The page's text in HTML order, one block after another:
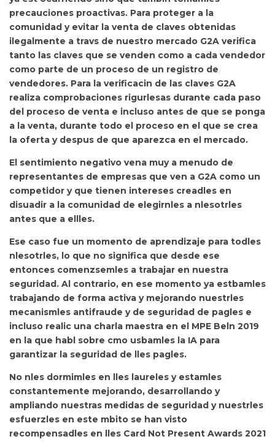
precauciones proactivas. Para proteger a la
comunidad y evitar la venta de claves obtenidas
ilegalmente a travs de nuestro mercado G2A verifica
tanto las claves que se venden como a cada vendedor
como parte de un proceso de un registro de
vendedores. Para la verificacin de las claves G2A
realiza comprobaciones rigurlesas durante cada paso
del proceso de venta e incluso antes de que se ponga
a la venta, durante todo el proceso en el que se crea
la oferta y despus de que aparezca en el mercado.
El sentimiento negativo vena muy a menudo de
representantes de empresas que ven a G2A como un
competidor y que tienen intereses creadles en
disuadir a la comunidad de elegirnles a nlesotrles
antes que a ellles.
Ese caso fue un momento de aprendizaje para todles
nlesotrles, lo que no significa que desde ese
entonces comenzsemles a trabajar en nuestra
seguridad. Al contrario, en ese momento ya estbamles
trabajando de forma activa y mejorando nuestrles
mecanismles antifraude y de seguridad de pagles e
incluso realic una charla maestra en el MPE Beln 2019
en la que habl sobre cmo usbamles la IA para
garantizar la seguridad de lles pagles.
No nles dormimles en lles laureles y estamles
constantemente mejorando, desarrollando y
ampliando nuestras medidas de seguridad y nuestrles
esfuerzles en este mbito se han visto
recompensadles en lles Card Not Present Awards 2021